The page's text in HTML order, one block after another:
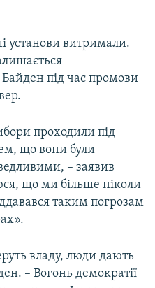
установи витримали.
під час промови
проходили під
що вони були
– заявив
що ми більше ніколи
таким погрозам
владу, люди дають
– Вогонь демократії